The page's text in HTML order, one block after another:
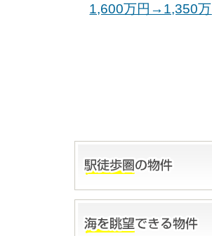
1,600万円→1,350万